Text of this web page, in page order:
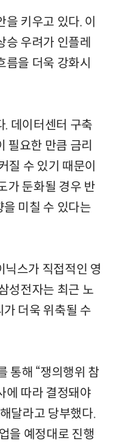
키우고 있다. 이
우려가 인플레
름을 더욱 강화시
. 데이터센터 구축
필요한 만큼 금리
질 수 있기 때문이
가 둔화될 경우 반
미칠 수 있다는
닉스가 직접적인 영
성전자는 최근 노
더욱 위축될 수
통해 “쟁의행위 참
에 따라 결정돼야
달라고 당부했다.
을 예정대로 진행